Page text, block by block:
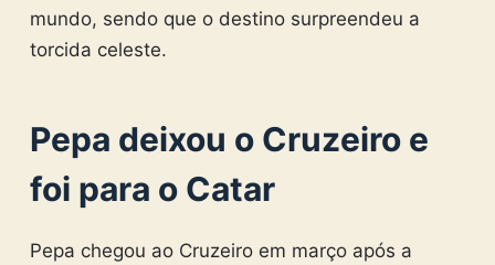
mundo, sendo que o destino surpreendeu a
torcida celeste.
Pepa deixou o Cruzeiro e
foi para o Catar
Pepa chegou ao Cruzeiro em março após a